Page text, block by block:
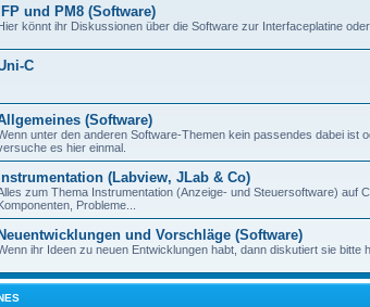
IFP und PM8 (Software)
könnt ihr Diskussionen über die Software zur Interfaceplatine
C
(Software)
unter den anderen Software-Themen kein passendes dabei ist
es hier einmal.
Instrumentation (Labview, JLab & Co)
zum Thema Instrumentation (Anzeige- und Steuersoftware) auf
Probleme...
Neuentwicklungen und Vorschläge (Software)
ihr Ideen zu neuen Entwicklungen habt, dann diskutiert sie bitte